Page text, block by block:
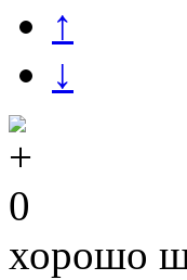
↑
↓
0
хорошо